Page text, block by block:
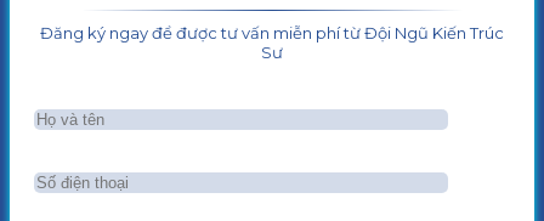
Đăng ký ngay để được tư vấn miễn phí từ Đội Ngũ Kiến Trúc
Sư